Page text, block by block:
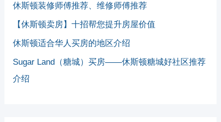
休斯顿装修师傅推荐、维修师傅推荐
【休斯顿卖房】十招帮您提升房屋价值
休斯顿适合华人买房的地区介绍
Sugar Land（糖城）买房——休斯顿糖城好社区推荐
介绍